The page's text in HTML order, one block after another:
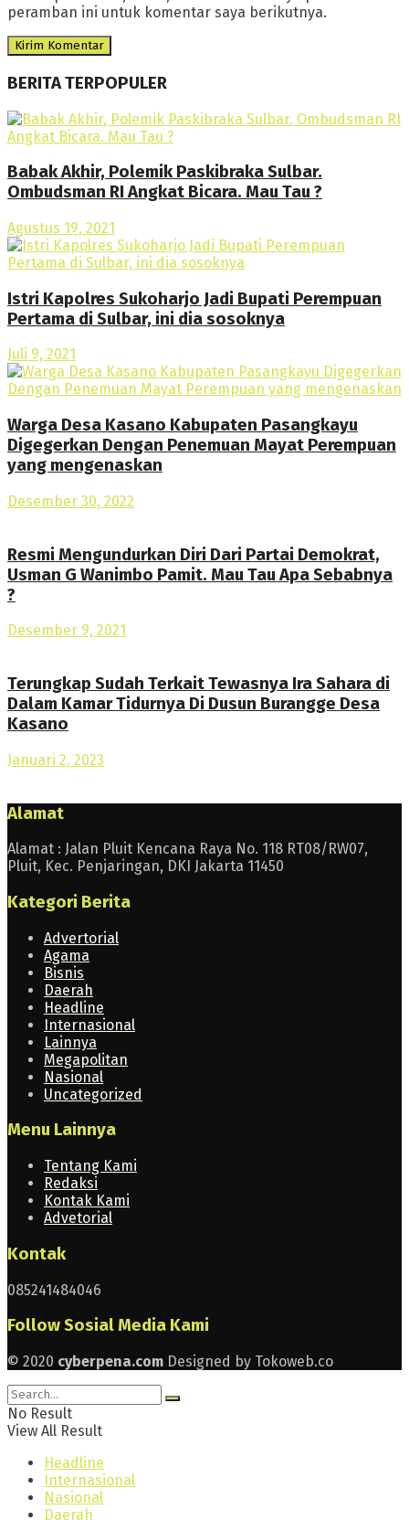
peramban ini untuk komentar saya berikutnya.
BERITA TERPOPULER
Babak Akhir, Polemik Paskibraka Sulbar.
Ombudsman RI Angkat Bicara. Mau Tau ?
Agustus 19, 2021
Istri Kapolres Sukoharjo Jadi Bupati Perempuan
Pertama di Sulbar, ini dia sosoknya
Juli 9, 2021
Warga Desa Kasano Kabupaten Pasangkayu
Digegerkan Dengan Penemuan Mayat Perempuan
yang mengenaskan
Desember 30, 2022
Resmi Mengundurkan Diri Dari Partai Demokrat,
Usman G Wanimbo Pamit. Mau Tau Apa Sebabnya
?
Desember 9, 2021
Terungkap Sudah Terkait Tewasnya Ira Sahara di
Dalam Kamar Tidurnya Di Dusun Burangge Desa
Kasano
Januari 2, 2023
Alamat
Alamat : Jalan Pluit Kencana Raya No. 118 RT08/RW07,
Pluit, Kec. Penjaringan, DKI Jakarta 11450
Kategori Berita
Advertorial
Agama
Bisnis
Daerah
Headline
Internasional
Lainnya
Megapolitan
Nasional
Uncategorized
Menu Lainnya
Tentang Kami
Redaksi
Kontak Kami
Advetorial
Kontak
085241484046
Follow Sosial Media Kami
© 2020 cyberpena.com Designed by Tokoweb.co
No Result
View All Result
Headline
Internasional
Nasional
Daerah